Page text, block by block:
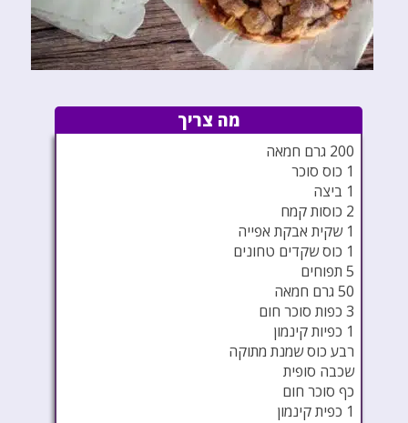
מה צריך
200 גרם חמאה
1 כוס סוכר
1 ביצה
2 כוסות קמח
1 שקית אבקת אפייה
1 כוס שקדים טחונים
5 תפוחים
50 גרם חמאה
3 כפות סוכר חום
1 כפיות קינמון
רבע כוס שמנת מתוקה
שכבה סופית
כף סוכר חום
1 כפית קינמון